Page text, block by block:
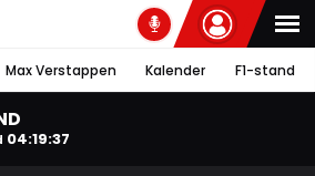
Max Verstappen Kalender F1-stand
04:19:36